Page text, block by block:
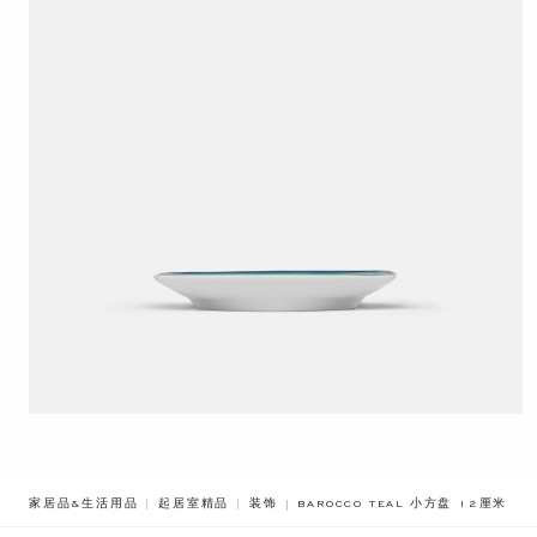
家居品&生活用品 起居室精品 装饰 BAROCCO TEAL 小方盘 12厘米